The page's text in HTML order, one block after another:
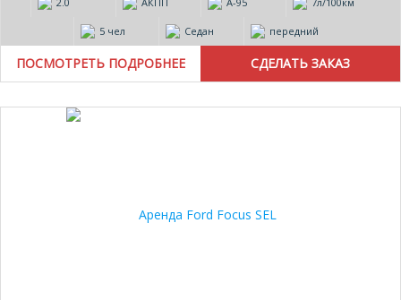
5 чел Седан передний
ПОСМОТРЕТЬ ПОДРОБНЕЕ